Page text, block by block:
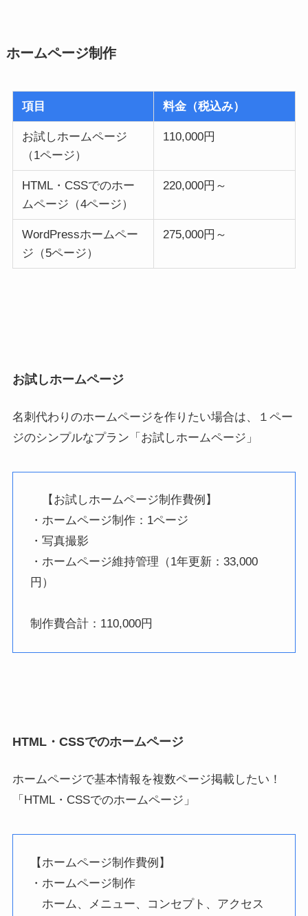
ホームページ制作
項目 料金（税込み）
お試しホームページ
（1ページ）
110,000円
HTML・CSSでのホー
ムページ（4ページ）
220,000円～
WordPressホームペー
ジ（5ページ）
275,000円～
お試しホームページ
名刺代わりのホームページを作りたい場合は、１ペー
ジのシンプルなプラン「お試しホームページ」
【お試しホームページ制作費例】
・ホームページ制作：1ページ
・写真撮影
・ホームページ維持管理（1年更新：33,000
円）
制作費合計：110,000円
HTML・CSSでのホームページ
ホームページで基本情報を複数ページ掲載したい！
「HTML・CSSでのホームページ」
【ホームページ制作費例】
・ホームページ制作
ホーム、メニュー、コンセプト、アクセス